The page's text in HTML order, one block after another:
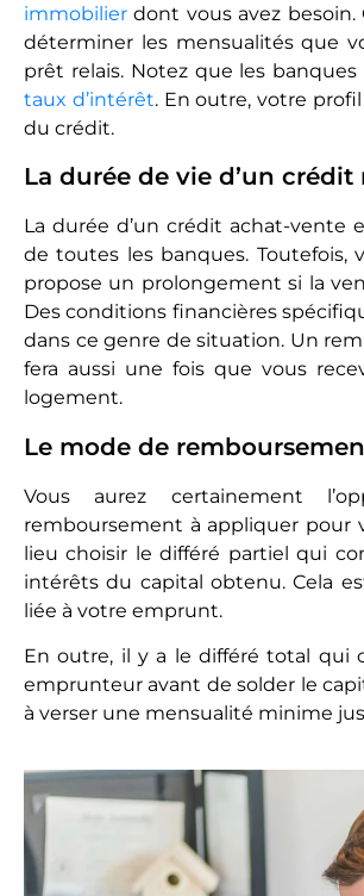
immobilier dont vous avez
déterminer les mensualités que
prêt relais. Notez que les
taux d’intérêt. En outre, votre
du crédit.
La durée de vie d’un crédit
La durée d’un crédit achat-vente
de toutes les banques.
propose un prolongement si la
Des conditions financières
dans ce genre de situation. Un
fera aussi une fois que vous
logement.
Le mode de
Vous aurez certainement
remboursement à appliquer pour
lieu choisir le différé partiel qui
intérêts du capital obtenu. Cela
liée à votre emprunt.
En outre, il y a le différé total qui
emprunteur avant de solder le
à verser une mensualité minime